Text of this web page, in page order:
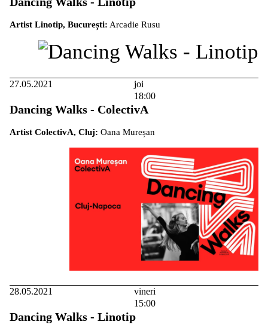
Artist Linotip, București: Arcadie Rusu
27.05.2021
joi
18:00
Dancing Walks - ColectivA
Artist ColectivA, Cluj: Oana Mureșan
28.05.2021
vineri
15:00
Dancing Walks - Linotip